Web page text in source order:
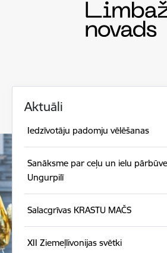
Aktuāli
Iedzīvotāju padomju vēlēšanas
Sanāksme par ceļu un ielu
Ungurpilī
Salacgrīvas KRASTU MAČS
XII Ziemeļlivonijas svētki